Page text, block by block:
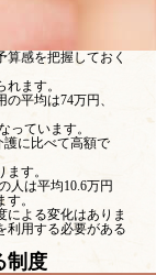
感を把握しておく
ます。
平均は74万円、
っています。
護に比べて高額で
す。
人は平均10.6万円
。
による変化はありま
利用する必要がある
制度